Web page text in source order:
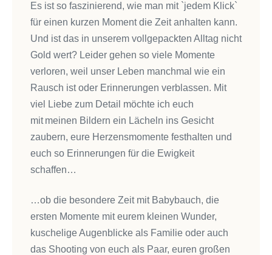
Es ist so faszinierend, wie man mit `jedem Klick`
für einen kurzen Moment die Zeit anhalten kann.
Und ist das in unserem vollgepackten Alltag nicht
Gold wert? Leider gehen so viele Momente
verloren, weil unser Leben manchmal wie ein
Rausch ist oder Erinnerungen verblassen. Mit
viel Liebe zum Detail möchte ich euch
mit meinen Bildern ein Lächeln ins Gesicht
zaubern, eure Herzensmomente festhalten und
euch so Erinnerungen für die Ewigkeit
schaffen…
…ob die besondere Zeit mit Babybauch, die
ersten Momente mit eurem kleinen Wunder,
kuschelige Augenblicke als Familie oder auch
das Shooting von euch als Paar, euren großen